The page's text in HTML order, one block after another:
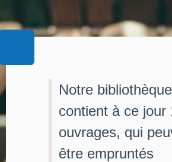
Notre bibliothèque
contient à ce jour
ouvrages, qui
être empruntés